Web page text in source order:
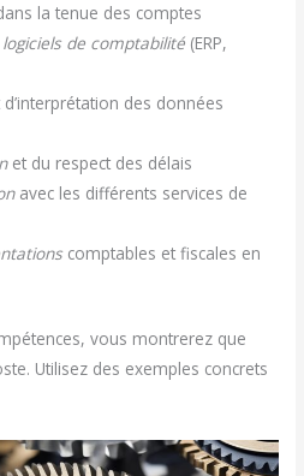
la tenue des comptes
logiciels de comptabilité (ERP,
d’interprétation des données
et du respect des délais
avec les différents services de
comptables et fiscales en
vous montrerez que
Utilisez des exemples concrets